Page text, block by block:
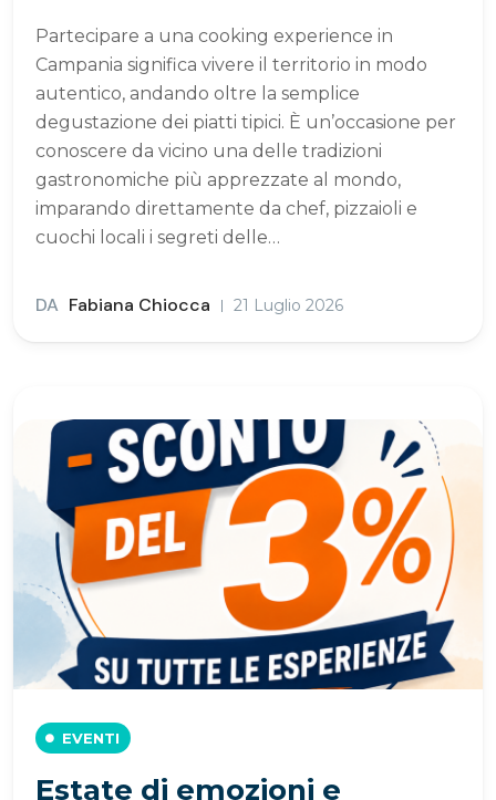
Partecipare a una cooking experience in
Campania significa vivere il territorio in modo
autentico, andando oltre la semplice
degustazione dei piatti tipici. È un’occasione per
conoscere da vicino una delle tradizioni
gastronomiche più apprezzate al mondo,
imparando direttamente da chef, pizzaioli e
cuochi locali i segreti delle…
DA Fabiana Chiocca 21 Luglio 2026
EVENTI
Estate di emozioni e